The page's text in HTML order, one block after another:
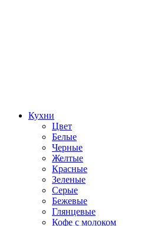
Кухни
Цвет
Белые
Черные
Желтые
Красные
Зеленые
Серые
Бежевые
Глянцевые
Кофе с молоком